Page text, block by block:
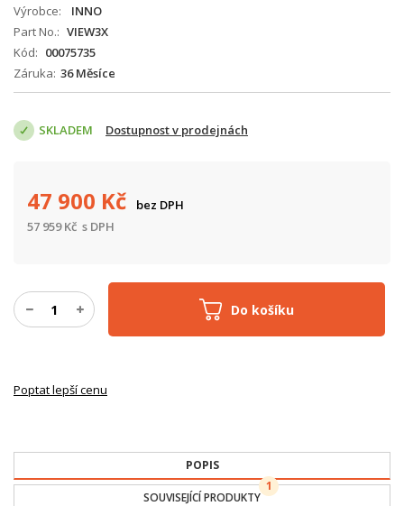
Výrobce
INNO
Part No.
VIEW3X
Kód
00075735
Záruka 36 Měsíce
SKLADEM Dostupnost v prodejnách
Do košíku
47 900 Kč
bez DPH
57 959Kč s DPH
Poptat lepší cenu
POPIS
SOUVISEJÍCÍ PRODUKTY
1